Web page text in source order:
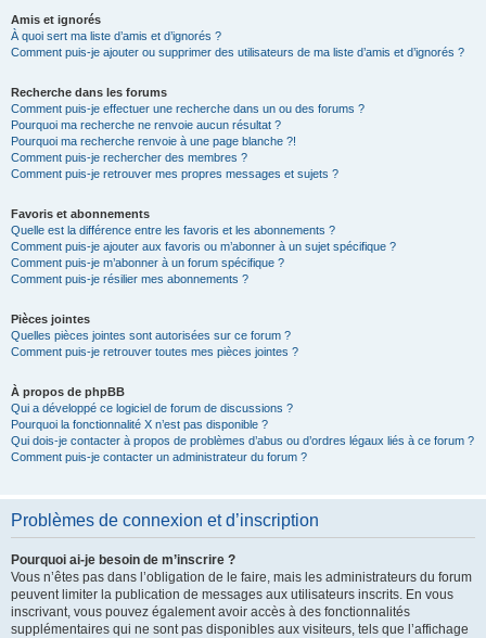
Amis et ignorés
À quoi sert ma liste d’amis et d’ignorés ?
Comment puis-je ajouter ou supprimer des utilisateurs de ma liste d’amis et d’ignorés ?
Recherche dans les forums
Comment puis-je effectuer une recherche dans un ou des forums ?
Pourquoi ma recherche ne renvoie aucun résultat ?
Pourquoi ma recherche renvoie à une page blanche ?!
Comment puis-je rechercher des membres ?
Comment puis-je retrouver mes propres messages et sujets ?
Favoris et abonnements
Quelle est la différence entre les favoris et les abonnements ?
Comment puis-je ajouter aux favoris ou m’abonner à un sujet spécifique ?
Comment puis-je m’abonner à un forum spécifique ?
Comment puis-je résilier mes abonnements ?
Pièces jointes
Quelles pièces jointes sont autorisées sur ce forum ?
Comment puis-je retrouver toutes mes pièces jointes ?
À propos de phpBB
Qui a développé ce logiciel de forum de discussions ?
Pourquoi la fonctionnalité X n’est pas disponible ?
Qui dois-je contacter à propos de problèmes d’abus ou d’ordres légaux liés à ce forum ?
Comment puis-je contacter un administrateur du forum ?
Problèmes de connexion et d’inscription
Pourquoi ai-je besoin de m’inscrire ?
Vous n’êtes pas dans l’obligation de le faire, mais les administrateurs du forum
peuvent limiter la publication de messages aux utilisateurs inscrits. En vous
inscrivant, vous pouvez également avoir accès à des fonctionnalités
supplémentaires qui ne sont pas disponibles aux visiteurs, tels que l’affichage